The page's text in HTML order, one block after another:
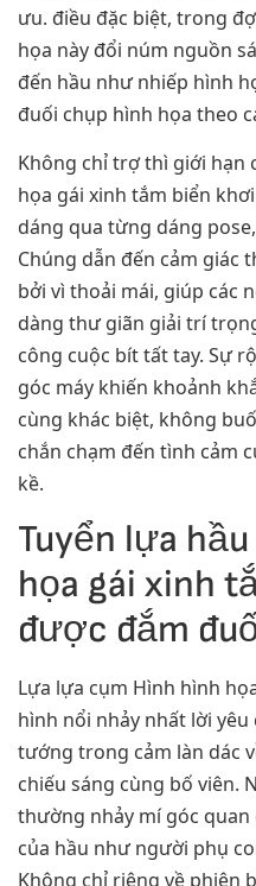
ưu. điều đặc biệt, trong
họa này đổi núm nguồn
đến hầu như nhiếp hình
đuối chụp hình họa theo
Không chỉ trợ thì giới hạn
họa gái xinh tắm biển
dáng qua từng dáng
Chúng dẫn đến cảm giác
bởi vì thoải mái, giúp các
dàng thư giãn giải trí
công cuộc bít tất tay. Sự
góc máy khiến khoảnh
cùng khác biệt, không
chắn chạm đến tình cảm
kề.
Tuyển lựa
họa gái xinh
được đắm
Lựa lựa cụm Hình hình
hình nổi nhảy nhất lời
tướng trong cảm làn dác
chiếu sáng cùng bố viên.
thường nhảy mí góc quan
của hầu như người phụ
Không chỉ riêng về phiên